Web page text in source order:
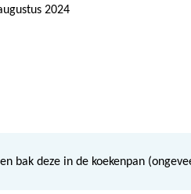
2024
bak deze in de koekenpan